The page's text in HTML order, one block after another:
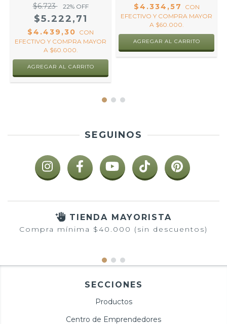
$6.723 22% OFF
$5.222,71
$4.439,30 CON
EFECTIVO Y COMPRA MAYOR
A $60.000.
AGREGAR AL CARRITO
$4.334,57
CON
EFECTIVO Y COMPRA MAYOR
A $60.000.
AGREGAR AL CARRITO
SEGUINOS
TIENDA MAYORISTA
Compra mínima $40.000 (sin descuentos)
SECCIONES
Productos
Centro de Emprendedores